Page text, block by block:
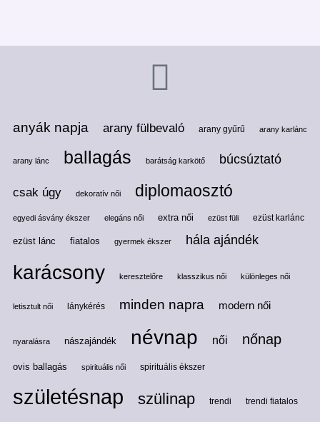
anyák napja arany fülbevaló arany gyűrű arany karlánc
arany lánc ballagás barátság karkötő búcsúztató
csak úgy dekoratív női diplomaosztó
egyedi ásvány ékszer elegáns női extra női ezüst füli ezüst karlánc
ezüst lánc fiatalos gyermek ékszer hála ajándék
karácsony keresztelőre klasszikus női különleges női
letisztult női lánykérés minden napra modern női
nyaralásra nászajándék névnap női nőnap
ovis ballagás spirituális női spirituális ékszer
születésnap szülinap trendi trendi fiatalos